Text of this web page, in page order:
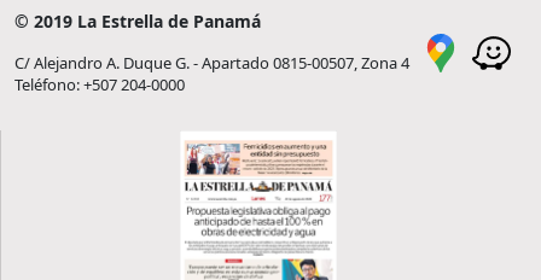
© 2019 La Estrella de Panamá
C/ Alejandro A. Duque G. - Apartado 0815-00507, Zona 4
Teléfono: +507 204-0000